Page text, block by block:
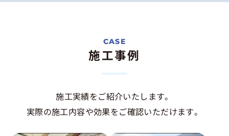
施工事例
施工実績をご紹介いたします。
実際の施工内容や効果をご確認いただけます。